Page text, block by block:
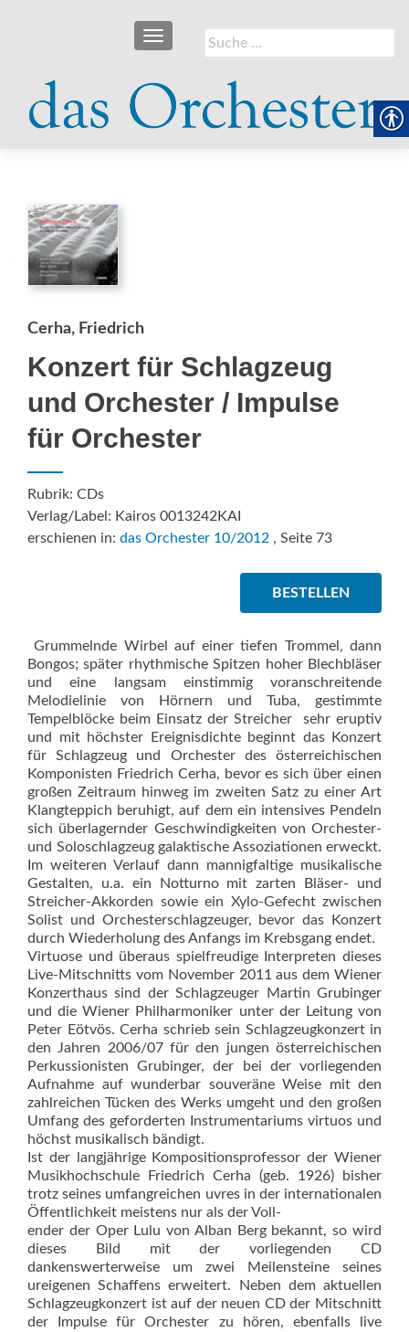
Suche
nach:
SCHALTE NAVIGATION
Cerha, Friedrich
Konzert für Schlagzeug
und Orchester / Impulse
für Orchester
Rubrik: CDs
Verlag/Label: Kairos 0013242KAI
erschienen in: das Orchester 10/2012 , Seite 73
BESTELLEN
Grummelnde Wirbel auf einer tiefen Trommel, dann
Bongos; später rhythmische Spitzen hoher Blechbläser
und eine langsam einstimmig voranschreitende
Melodielinie von Hörnern und Tuba, gestimmte
Tempelblöcke beim Einsatz der Streicher  sehr eruptiv
und mit höchster Ereignisdichte beginnt das Konzert
für Schlagzeug und Orchester des österreichischen
Komponisten Friedrich Cerha, bevor es sich über einen
großen Zeitraum hinweg im zweiten Satz zu einer Art
Klangteppich beruhigt, auf dem ein intensives Pendeln
sich überlagernder Geschwindigkeiten von Orchester-
und Soloschlagzeug galaktische Assoziationen erweckt.
Im weiteren Verlauf dann mannigfaltige musikalische
Gestalten, u.a. ein Notturno mit zarten Bläser- und
Streicher-Akkorden sowie ein Xylo-Gefecht zwischen
Solist und Orchesterschlagzeuger, bevor das Konzert
durch Wiederholung des Anfangs im Krebsgang endet.
Virtuose und überaus spielfreudige Interpreten dieses
Live-Mitschnitts vom November 2011 aus dem Wiener
Konzerthaus sind der Schlagzeuger Martin Grubinger
und die Wiener Philharmoniker unter der Leitung von
Peter Eötvös. Cerha schrieb sein Schlagzeugkonzert in
den Jahren 2006/07 für den jungen österreichischen
Perkussionisten Grubinger, der bei der vorliegenden
Aufnahme auf wunderbar souveräne Weise mit den
zahlreichen Tücken des Werks umgeht und den großen
Umfang des geforderten Instrumentariums virtuos und
höchst musikalisch bändigt.
Ist der langjährige Kompositionsprofessor der Wiener
Musikhochschule Friedrich Cerha (geb. 1926) bisher
trotz seines umfangreichen uvres in der internationalen
Öffentlichkeit meistens nur als der Voll-
ender der Oper Lulu von Alban Berg bekannt, so wird
dieses Bild mit der vorliegenden CD
dankenswerterweise um zwei Meilensteine seines
ureigenen Schaffens erweitert. Neben dem aktuellen
Schlagzeugkonzert ist auf der neuen CD der Mitschnitt
der Impulse für Orchester zu hören, ebenfalls live